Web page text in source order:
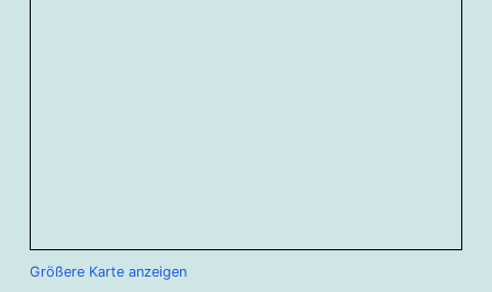
Größere Karte anzeigen